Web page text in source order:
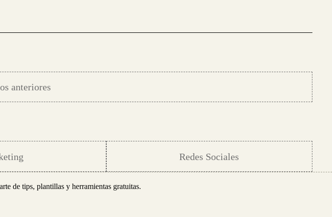
anteriores
Redes Sociales
de tips, plantillas y herramientas gratuitas.